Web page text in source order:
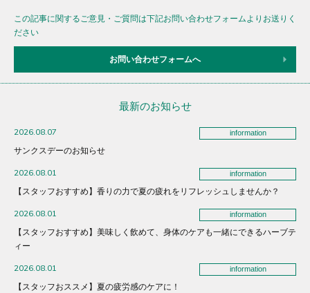
この記事に関するご意見・ご質問は下記お問い合わせフォームよりお送りく
ださい
お問い合わせフォームへ
最新のお知らせ
2026.08.07 information
サンクスデーのお知らせ
2026.08.01 information
【スタッフおすすめ】香りの力で夏の疲れをリフレッシュしませんか？
2026.08.01 information
【スタッフおすすめ】美味しく飲めて、身体のケアも一緒にできるハーブテ
ィー
2026.08.01 information
【スタッフおススメ】夏の疲労感のケアに！